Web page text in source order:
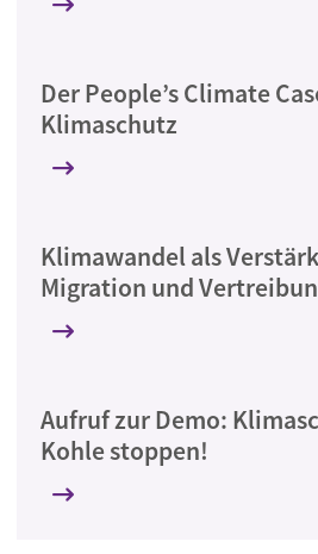
Der People’s Climate
Klimaschutz
Klimawandel als
Migration und
Aufruf zur Demo:
Kohle stoppen!